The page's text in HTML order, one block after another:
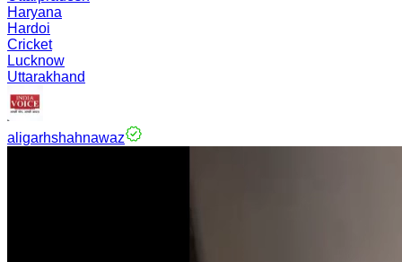
Haryana
Hardoi
Cricket
Lucknow
Uttarakhand
aligarhshahnawaz